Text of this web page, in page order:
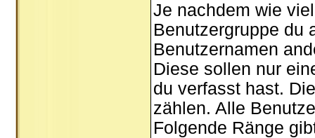
Je nachdem wie
Benutzergruppe du
Benutzernamen
Diese sollen nur
du verfasst hast.
zählen. Alle
Folgende Ränge